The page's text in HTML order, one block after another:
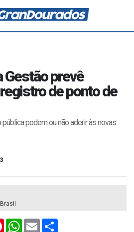
prevê
de ponto de
podem ou não aderir às novas
PinterestWhatsApp
Email